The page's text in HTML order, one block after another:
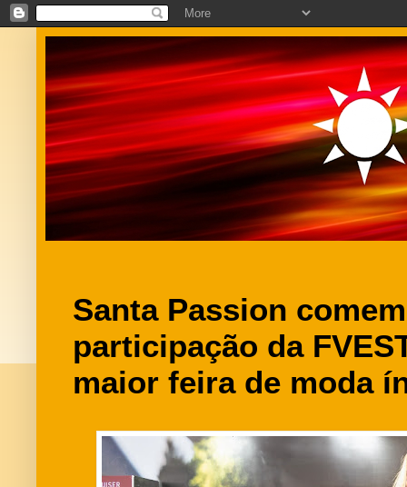
Santa Passion
participação da
maior feira de moda